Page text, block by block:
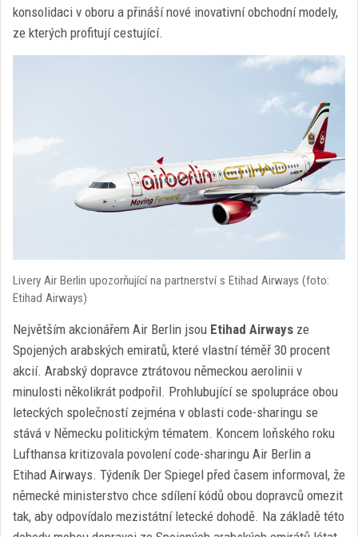
konsolidaci v oboru a přináší nové inovativní obchodní modely,
ze kterých profitují cestující.
Livery Air Berlin upozorňující na partnerství s Etihad Airways (foto:
Etihad Airways)
Největším akcionářem Air Berlin jsou Etihad Airways ze
Spojených arabských emiratů, které vlastní téměř 30 procent
akcií. Arabský dopravce ztrátovou německou aerolinii v
minulosti několikrát podpořil. Prohlubující se spolupráce obou
leteckých společností zejména v oblasti code-sharingu se
stává v Německu politickým tématem. Koncem loňského roku
Lufthansa kritizovala povolení code-sharingu Air Berlin a
Etihad Airways. Týdeník Der Spiegel před časem informoval, že
německé ministerstvo chce sdílení kódů obou dopravců omezit
tak, aby odpovídalo mezistátní letecké dohodě. Na základě této